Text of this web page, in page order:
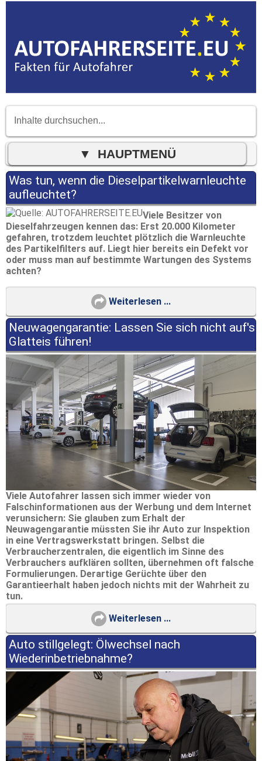
Was tun, wenn die Dieselpartikelwarnleuchte
aufleuchtet?
Viele Besitzer von
Dieselfahrzeugen kennen das: Erst 20.000 Kilometer
gefahren, trotzdem leuchtet plötzlich die Warnleuchte
des Partikelfilters auf. Liegt hier bereits ein Defekt vor
oder muss man auf bestimmte Wartungen des Systems
achten?
Weiterlesen ...
Neuwagengarantie: Lassen Sie sich nicht auf's
Glatteis führen!
Viele Autofahrer lassen sich immer wieder von
Falschinformationen aus der Werbung und dem Internet
verunsichern: Sie glauben zum Erhalt der
Neuwagengarantie müssten Sie ihr Auto zur Inspektion
in eine Vertragswerkstatt bringen. Selbst die
Verbraucherzentralen, die eigentlich im Sinne des
Verbrauchers aufklären sollten, übernehmen oft falsche
Formulierungen. Derartige Gerüchte über den
Garantieerhalt haben jedoch nichts mit der Wahrheit zu
tun.
Weiterlesen ...
Auto stillgelegt: Ölwechsel nach
Wiederinbetriebnahme?